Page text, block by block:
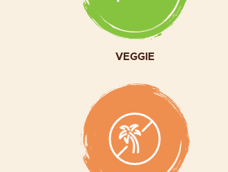
VEGGIE